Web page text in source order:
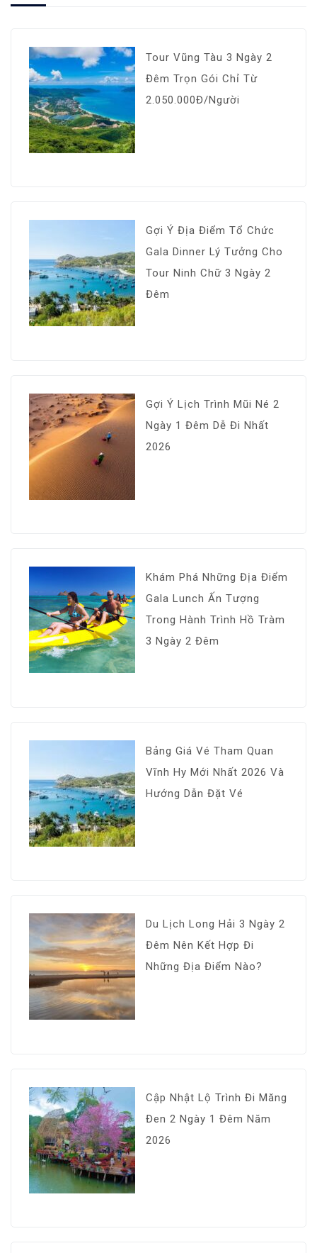
Tour Vũng Tàu 3 Ngày 2
Đêm Trọn Gói Chỉ Từ
2.050.000Đ/Người
Gợi Ý Địa Điểm Tổ Chức
Gala Dinner Lý Tưởng Cho
Tour Ninh Chữ 3 Ngày 2
Đêm
Gợi Ý Lịch Trình Mũi Né 2
Ngày 1 Đêm Dễ Đi Nhất
2026
Khám Phá Những Địa Điểm
Gala Lunch Ấn Tượng
Trong Hành Trình Hồ Tràm
3 Ngày 2 Đêm
Bảng Giá Vé Tham Quan
Vĩnh Hy Mới Nhất 2026 Và
Hướng Dẫn Đặt Vé
Du Lịch Long Hải 3 Ngày 2
Đêm Nên Kết Hợp Đi
Những Địa Điểm Nào?
Cập Nhật Lộ Trình Đi Măng
Đen 2 Ngày 1 Đêm Năm
2026